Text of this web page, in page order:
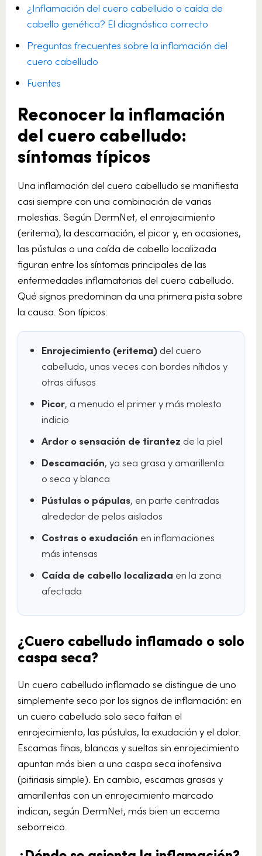
¿Inflamación del cuero cabelludo o caída de
cabello genética? El diagnóstico correcto
Preguntas frecuentes sobre la inflamación del
cuero cabelludo
Fuentes
Reconocer la inflamación
del cuero cabelludo:
síntomas típicos
Una inflamación del cuero cabelludo se manifiesta
casi siempre con una combinación de varias
molestias. Según DermNet, el enrojecimiento
(eritema), la descamación, el picor y, en ocasiones,
las pústulas o una caída de cabello localizada
figuran entre los síntomas principales de las
enfermedades inflamatorias del cuero cabelludo.
Qué signos predominan da una primera pista sobre
la causa. Son típicos:
Enrojecimiento (eritema) del cuero
cabelludo, unas veces con bordes nítidos y
otras difusos
Picor, a menudo el primer y más molesto
indicio
Ardor o sensación de tirantez de la piel
Descamación, ya sea grasa y amarillenta
o seca y blanca
Pústulas o pápulas, en parte centradas
alrededor de pelos aislados
Costras o exudación en inflamaciones
más intensas
Caída de cabello localizada en la zona
afectada
¿Cuero cabelludo inflamado o solo
caspa seca?
Un cuero cabelludo inflamado se distingue de uno
simplemente seco por los signos de inflamación: en
un cuero cabelludo solo seco faltan el
enrojecimiento, las pústulas, la exudación y el dolor.
Escamas finas, blancas y sueltas sin enrojecimiento
apuntan más bien a una caspa seca inofensiva
(pitiriasis simple). En cambio, escamas grasas y
amarillentas con un enrojecimiento marcado
indican, según DermNet, más bien un eccema
seborreico.